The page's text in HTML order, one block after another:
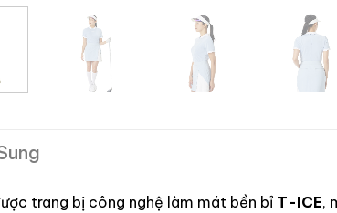
trang bị công nghệ làm mát bền bỉ T-ICE,